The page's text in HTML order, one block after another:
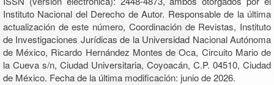
Instituto Nacional del Derecho de Autor. Responsable de la última
actualización de este número, Coordinación de Revistas, Instituto
de Investigaciones Jurídicas de la Universidad Nacional Autónoma
de México, Ricardo Hernández Montes de Oca, Circuito Mario de
la Cueva s/n, Ciudad Universitaria, Coyoacán, C.P. 04510, Ciudad
de México. Fecha de la última modificación: junio de 2026.